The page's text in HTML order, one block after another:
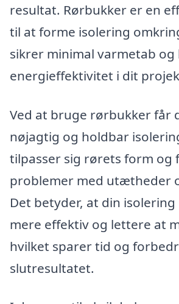
resultat. Rørbukker er en
til at forme isolering
sikrer minimal varmetab og
energieffektivitet i dit
Ved at bruge rørbukker får
nøjagtig og holdbar
tilpasser sig rørets form og
problemer med utætheder
Det betyder, at din
mere effektiv og lettere at
hvilket sparer tid og
slutresultatet.